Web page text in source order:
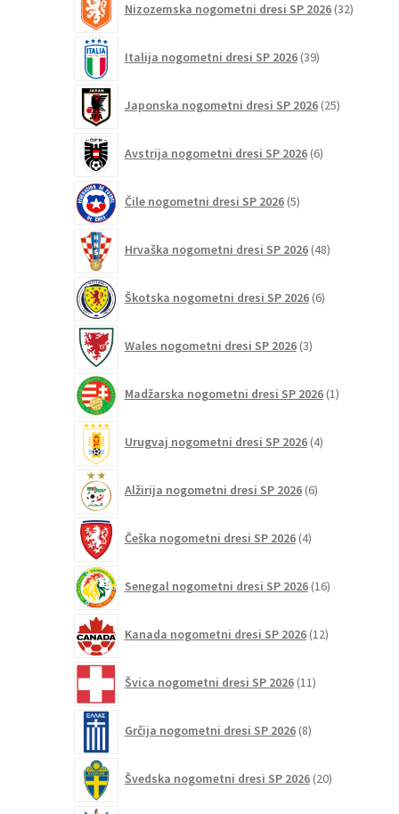
Nizozemska nogometni dresi SP 2026 32izdelkov
Italija nogometni dresi SP 2026 39izdelkov
Japonska nogometni dresi SP 2026 25izdelkov
Avstrija nogometni dresi SP 2026 6izdelkov
Čile nogometni dresi SP 2026 5izdelkov
Hrvaška nogometni dresi SP 2026 48izdelkov
Škotska nogometni dresi SP 2026 6izdelkov
Wales nogometni dresi SP 2026 3izdelki
Madžarska nogometni dresi SP 2026 1izdelek
Urugvaj nogometni dresi SP 2026 4izdelki
Alžirija nogometni dresi SP 2026 6izdelkov
Češka nogometni dresi SP 2026 4izdelki
Senegal nogometni dresi SP 2026 16izdelkov
Kanada nogometni dresi SP 2026 12izdelkov
Švica nogometni dresi SP 2026 11izdelkov
Grčija nogometni dresi SP 2026 8izdelkov
Švedska nogometni dresi SP 2026 20izdelkov